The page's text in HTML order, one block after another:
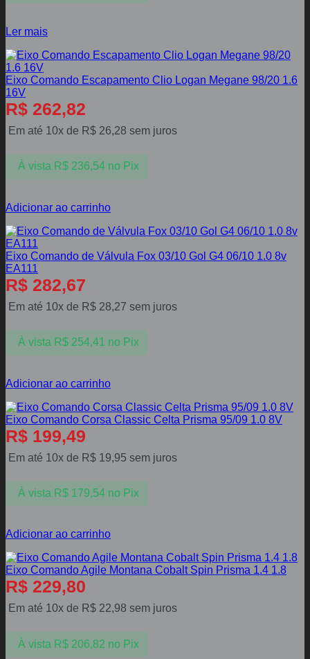
Ler mais
Eixo Comando Escapamento Clio Logan Megane 98/20 1.6
16V
R$ 262,82
Em até 10x de R$ 26,28 sem juros
À vista R$236,54 no Pix
Adicionar ao carrinho
Eixo Comando de Válvula Fox 03/10 Gol G4 06/10 1.0 8v
EA111
R$ 282,67
Em até 10x de R$ 28,27 sem juros
À vista R$254,41 no Pix
Adicionar ao carrinho
Eixo Comando Corsa Classic Celta Prisma 95/09 1.0 8V
R$ 199,49
Em até 10x de R$ 19,95 sem juros
À vista R$179,54 no Pix
Adicionar ao carrinho
Eixo Comando Agile Montana Cobalt Spin Prisma 1.4 1.8
R$ 229,80
Em até 10x de R$ 22,98 sem juros
À vista R$206,82 no Pix